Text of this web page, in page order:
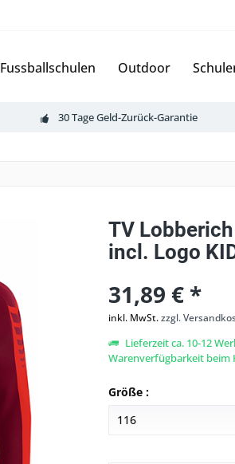
Fussballschulen Outdoor
30 Tage Geld-Zurück-Garantie
TV
incl. Logo
31,89 € *
inkl. MwSt.zzgl.
Lieferzeit ca. 10-12
Warenverfügbarkeit beim
Größe :